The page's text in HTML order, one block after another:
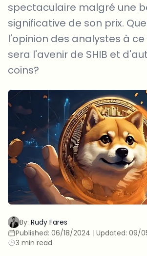
spectaculaire malgré une
significative de son prix.
l'opinion des analystes à
sera l'avenir de SHIB et
coins?
By: Rudy Fares
Published: 06/18/2024 | Updated: 09/
3 min read